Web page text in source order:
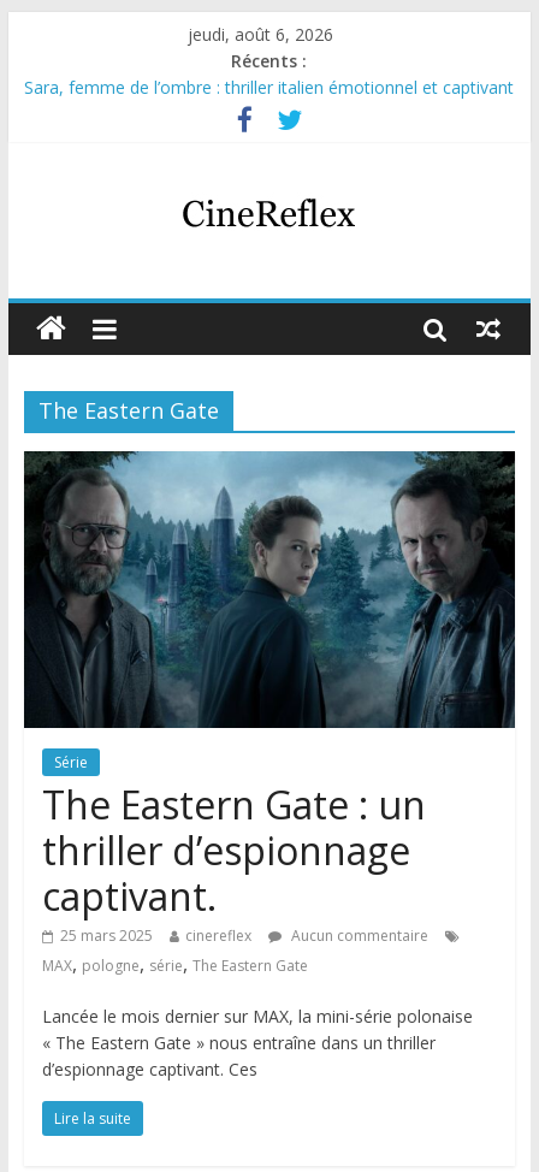
jeudi, août 6, 2026
Récents :
Sara, femme de l’ombre : thriller italien émotionnel et captivant
Journal d’une fille larguée : nouvelle série suédoise sur Netflix
Aema : mini-série sur le tournage d’un film érotique devenu
Glass Heart : excellente série musicale avec Takeru Satō
Olympo, saison 1 : nouvelle série qui séduira les fans de
The Eastern Gate
Série
The Eastern Gate : un
thriller d’espionnage
captivant.
25 mars 2025 cinereflex
Aucun commentaire
MAX, pologne, série, The Eastern Gate
Lancée le mois dernier sur MAX, la mini-série polonaise
« The Eastern Gate » nous entraîne dans un thriller
d’espionnage captivant. Ces
Lire la suite